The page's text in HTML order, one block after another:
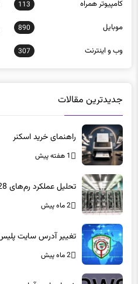
موبايل 890
وب و اينترنت 307
راهنمای خرید اسکنر
1 هفته پیش
2 ماه پیش
2 ماه پیش